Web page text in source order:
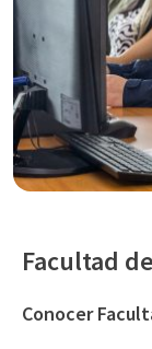
Facultad
Conocer